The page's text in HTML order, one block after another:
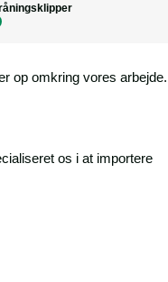
op omkring vores arbejde.
os i at importere